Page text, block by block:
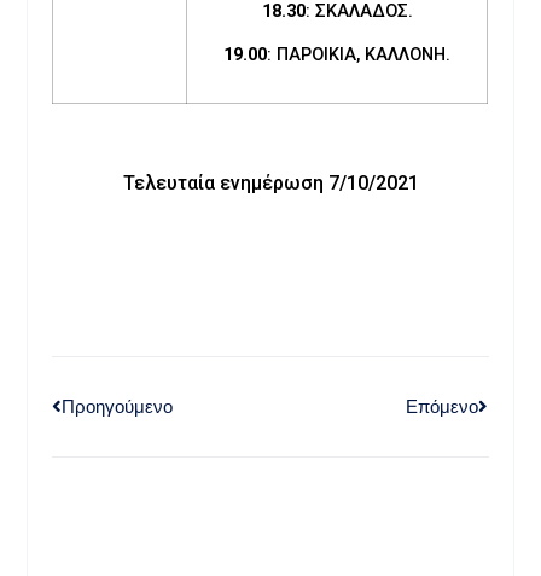
18.30: ΣΚΑΛΑΔΟΣ.
19.00: ΠΑΡΟΙΚΙΑ, ΚΑΛΛΟΝΗ.
Τελευταία ενημέρωση 7/10/2021
Προηγούμενο Επόμενο